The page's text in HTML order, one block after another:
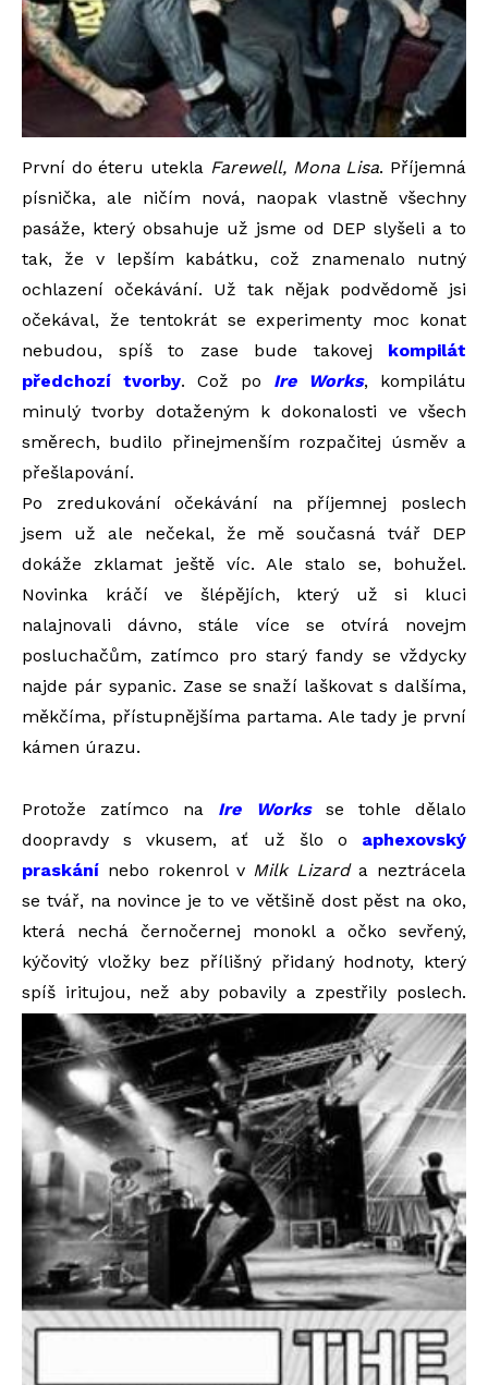
První do éteru utekla Farewell, Mona Lisa. Příjemná
písnička, ale ničím nová, naopak vlastně všechny
pasáže, který obsahuje už jsme od DEP slyšeli a to
tak, že v lepším kabátku, což znamenalo nutný
ochlazení očekávání. Už tak nějak podvědomě jsi
očekával, že tentokrát se experimenty moc konat
nebudou, spíš to zase bude takovej kompilát
předchozí tvorby. Což po Ire Works, kompilátu
minulý tvorby dotaženým k dokonalosti ve všech
směrech, budilo přinejmenším rozpačitej úsměv a
přešlapování.
Po zredukování očekávání na příjemnej poslech
jsem už ale nečekal, že mě současná tvář DEP
dokáže zklamat ještě víc. Ale stalo se, bohužel.
Novinka kráčí ve šlépějích, který už si kluci
nalajnovali dávno, stále více se otvírá novejm
posluchačům, zatímco pro starý fandy se vždycky
najde pár sypanic. Zase se snaží laškovat s dalšíma,
měkčíma, přístupnějšíma partama. Ale tady je první
kámen úrazu.
Protože zatímco na Ire Worksse tohle dělalo
doopravdy s vkusem, ať už šlo o aphexovský
praskání nebo rokenrol v Milk Lizarda neztrácela
se tvář, na novince je to ve většině dost pěst na oko,
která nechá černočernej monokl a očko sevřený,
kýčovitý vložky bez přílišný přidaný hodnoty, který
spíš iritujou, než aby pobavily a zpestřily poslech.